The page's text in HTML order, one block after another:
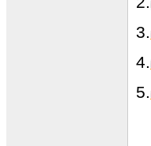
3.
4.
5.